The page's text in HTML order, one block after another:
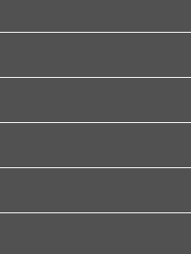
懈余力为企业量身打造信息化